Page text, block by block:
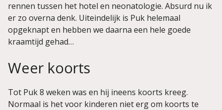
rennen tussen het hotel en neonatologie. Absurd nu ik
er zo overna denk. Uiteindelijk is Puk helemaal
opgeknapt en hebben we daarna een hele goede
kraamtijd gehad…
Weer koorts
Tot Puk 8 weken was en hij ineens koorts kreeg.
Normaal is het voor kinderen niet erg om koorts te